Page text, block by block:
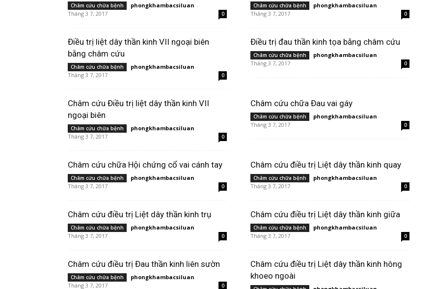
Châm cứu chữa bệnh phongkhambacsiluan -
Tháng 3 7, 2017
0
Châm cứu chữa bệnh phongkhambacsiluan -
Tháng 3 7, 2017
0
Điều trị liệt dây thần kinh VII ngoại biên
bằng châm cứu
Châm cứu chữa bệnh phongkhambacsiluan -
Tháng 3 7, 2017
0
Điều trị đau thần kinh tọa bằng châm cứu
Châm cứu chữa bệnh phongkhambacsiluan -
Tháng 3 7, 2017
0
Châm cứu Điều trị liệt dây thần kinh VII
ngoại biên
Châm cứu chữa bệnh phongkhambacsiluan -
Tháng 3 7, 2017
0
Châm cứu chữa Đau vai gáy
Châm cứu chữa bệnh phongkhambacsiluan -
Tháng 3 7, 2017
0
Châm cứu chữa Hội chứng cổ vai cánh tay
Châm cứu chữa bệnh phongkhambacsiluan -
Tháng 3 7, 2017
0
Châm cứu điều trị Liệt dây thần kinh quay
Châm cứu chữa bệnh phongkhambacsiluan -
Tháng 3 7, 2017
0
Châm cứu điều trị Liệt dây thần kinh trụ
Châm cứu chữa bệnh phongkhambacsiluan -
Tháng 3 7, 2017
0
Châm cứu điều trị Liệt dây thần kinh giữa
Châm cứu chữa bệnh phongkhambacsiluan -
Tháng 3 7, 2017
0
Châm cứu điều trị Đau thần kinh liên sườn
Châm cứu chữa bệnh phongkhambacsiluan -
Tháng 3 7, 2017
0
Châm cứu điều trị Liệt dây thần kinh hông
khoeo ngoài